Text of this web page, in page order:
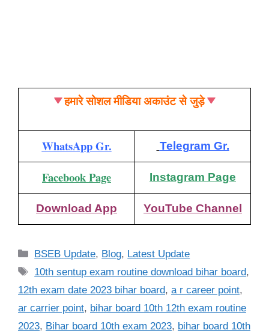
हमारे सोशल मीडिया अकाउंट से जुड़े
WhatsApp Gr. Telegram Gr.
Facebook Page Instagram Page
Download App YouTube Channel
Categories
BSEB Update, Blog, Latest Update
Tags
10th sentup exam routine download bihar board,
12th exam date 2023 bihar board, a r career point,
ar carrier point, bihar board 10th 12th exam routine
2023, Bihar board 10th exam 2023, bihar board 10th